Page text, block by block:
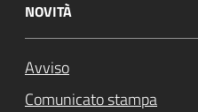
NOVITÀ
Avviso
Comunicato stampa